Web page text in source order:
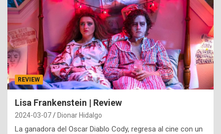
REVIEW
Lisa Frankenstein | Review
2024-03-07 Dionar Hidalgo
La ganadora del Oscar Diablo Cody, regresa al cine con un